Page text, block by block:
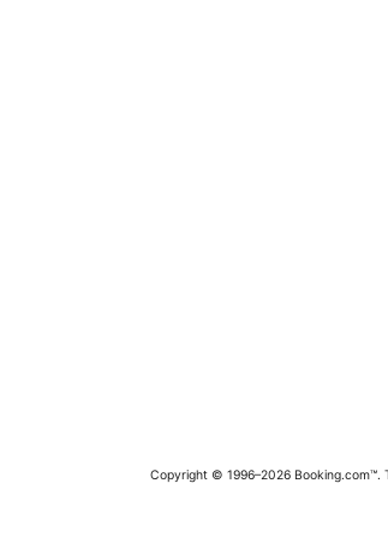
Copyright © 1996–2026 Booking.com™.